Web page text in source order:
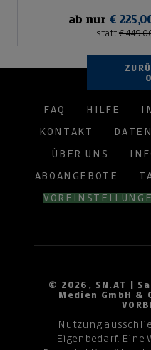
ab nur €
statt €
© 2026, SN.AT |
Medien GmbH &
Nutzung
Eigenbedarf. Eine
FAQ HILFE
KONTAKT
ÜBER UNS
ABOANGEBOTE